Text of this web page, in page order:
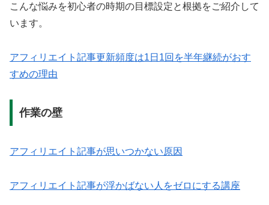
こんな悩みを初心者の時期の目標設定と根拠をご紹介して
います。
アフィリエイト記事更新頻度は1日1回を半年継続がおす
すめの理由
作業の壁
アフィリエイト記事が思いつかない原因
アフィリエイト記事が浮かばない人をゼロにする講座